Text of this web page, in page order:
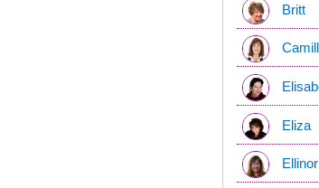
Britt
Eliza
Ellinor